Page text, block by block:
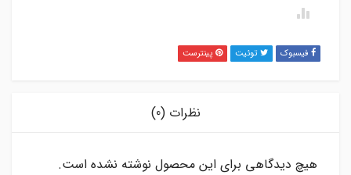
فیسبوک توئیت پینترست
نظرات (0)
هیچ دیدگاهی برای این محصول نوشته نشده است.